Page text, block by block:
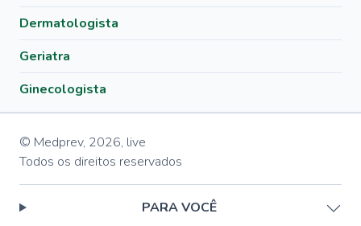
Dermatologista
Geriatra
Ginecologista
© Medprev, 2026, live
Todos os direitos reservados
PARA VOCÊ